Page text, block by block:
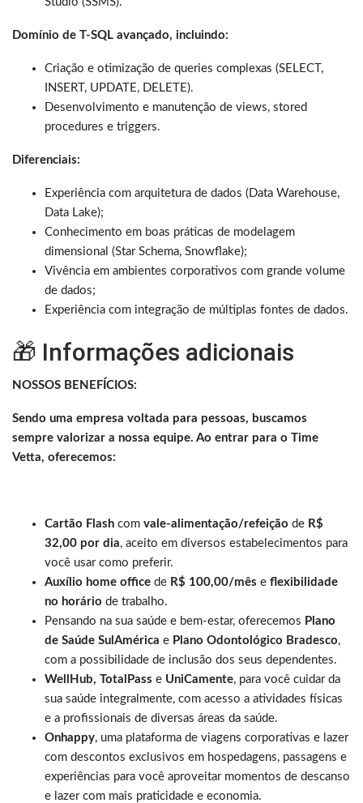
Domínio de T-SQL avançado, incluindo:
Criação e otimização de queries complexas (SELECT,
INSERT, UPDATE, DELETE).
Desenvolvimento e manutenção de views, stored
procedures e triggers.
Diferenciais:
Experiência com arquitetura de dados (Data Warehouse,
Data Lake);
Conhecimento em boas práticas de modelagem
dimensional (Star Schema, Snowflake);
Vivência em ambientes corporativos com grande volume
de dados;
Experiência com integração de múltiplas fontes de dados.
🎁 Informações adicionais
NOSSOS BENEFÍCIOS:
Sendo uma empresa voltada para pessoas, buscamos
sempre valorizar a nossa equipe. Ao entrar para o Time
Vetta, oferecemos:
Cartão Flash com vale-alimentação/refeição de R$
32,00 por dia, aceito em diversos estabelecimentos para
você usar como preferir.
Auxílio home office de R$ 100,00/mês e flexibilidade
no horário de trabalho.
Pensando na sua saúde e bem-estar, oferecemos Plano
de Saúde SulAmérica e Plano Odontológico Bradesco,
com a possibilidade de inclusão dos seus dependentes.
WellHub, TotalPass e UniCamente, para você cuidar da
sua saúde integralmente, com acesso a atividades físicas
e a profissionais de diversas áreas da saúde.
Onhappy, uma plataforma de viagens corporativas e lazer
com descontos exclusivos em hospedagens, passagens e
experiências para você aproveitar momentos de descanso
e lazer com mais praticidade e economia.